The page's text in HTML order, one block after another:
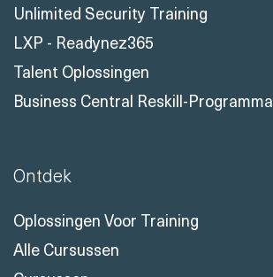
Unlimited Security Training
LXP - Readynez365
Talent Oplossingen
Business Central Reskill-Programma
Ontdek
Oplossingen Voor Training
Alle Cursussen